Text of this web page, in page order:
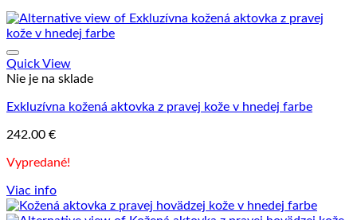
Quick View
Nie je na sklade
Exkluzívna kožená aktovka z pravej kože v hnedej farbe
242.00 €
Vypredané!
Viac info